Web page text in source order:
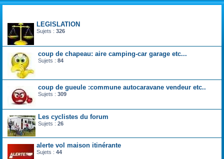
LEGISLATION
Sujets : 326
coup de chapeau: aire camping-car garage etc...
Sujets : 84
coup de gueule :commune autocaravane vendeur etc..
Sujets : 309
Les cyclistes du forum
Sujets : 26
alerte vol maison itinérante
Sujets : 44